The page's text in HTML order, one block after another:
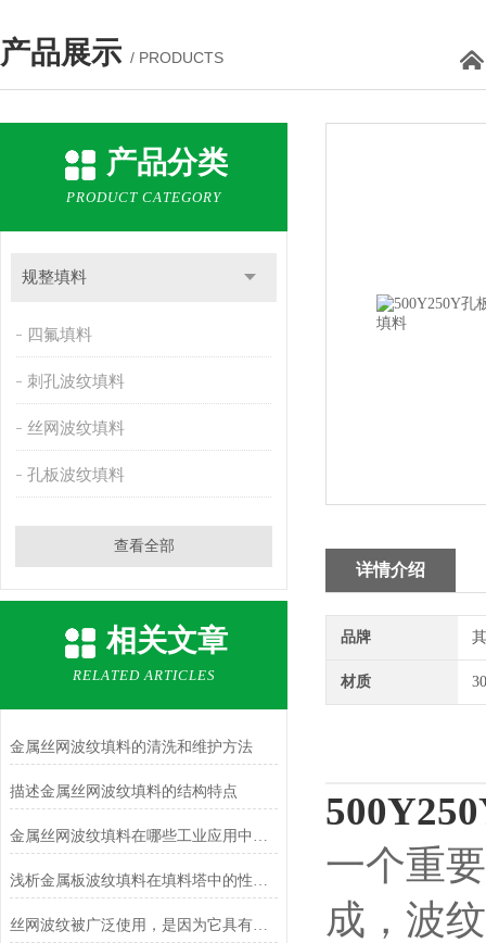
产品展示 / PRODUCTS
产品分类
PRODUCT CATEGORY
规整填料
四氟填料
刺孔波纹填料
丝网波纹填料
孔板波纹填料
查看全部
相关文章
RELATED ARTICLES
金属丝网波纹填料的清洗和维护方法
描述金属丝网波纹填料的结构特点
金属丝网波纹填料在哪些工业应用中发挥着重要作用？
浅析金属板波纹填料在填料塔中的性能优势
丝网波纹被广泛使用，是因为它具有的这些特性！
详情介绍
品牌
材质
一个重
成，波